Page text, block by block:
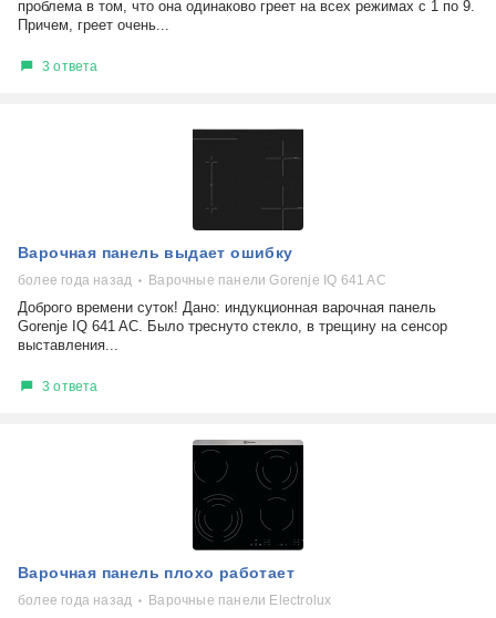
проблема в том, что она одинаково греет на всех режимах с 1 по 9.
Причем, греет очень...
3 ответа
Варочная панель выдает ошибку
более года назад Варочные панели Gorenje IQ 641 AC
Доброго времени суток! Дано: индукционная варочная панель
Gorenje IQ 641 AC. Было треснуто стекло, в трещину на сенсор
выставления...
3 ответа
Варочная панель плохо работает
более года назад Варочные панели Electrolux